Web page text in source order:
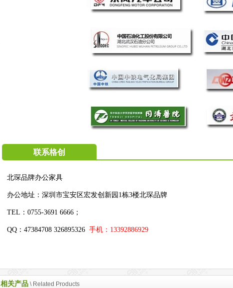
联系格创
北琛品牌办公家具
办公地址： 深圳市宝安区宏发创新园1栋3楼北琛品牌
TEL：0755-3691 6666；
QQ：47384708 326895326 手机：13392886929
相关产品 \ Related Products